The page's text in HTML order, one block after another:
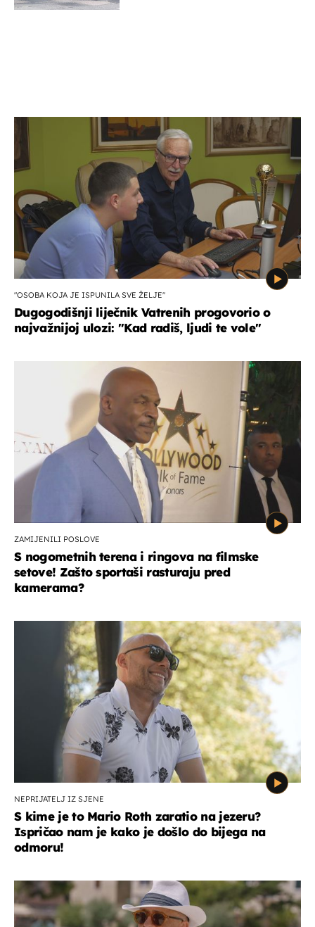
"OSOBA KOJA JE ISPUNILA SVE ŽELJE"
Dugogodišnji liječnik Vatrenih progovorio o
najvažnijoj ulozi: "Kad radiš, ljudi te vole"
ZAMIJENILI POSLOVE
S nogometnih terena i ringova na filmske
setove! Zašto sportaši rasturaju pred
kamerama?
NEPRIJATELJ IZ SJENE
S kime je to Mario Roth zaratio na jezeru?
Ispričao nam je kako je došlo do bijega na
odmoru!